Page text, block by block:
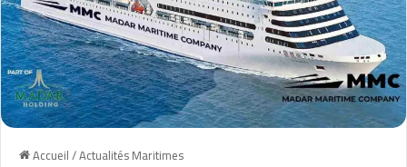
Accueil/Actualités Maritimes